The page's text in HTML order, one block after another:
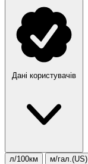
Дані користувачів
л/100км м/гал.(US)